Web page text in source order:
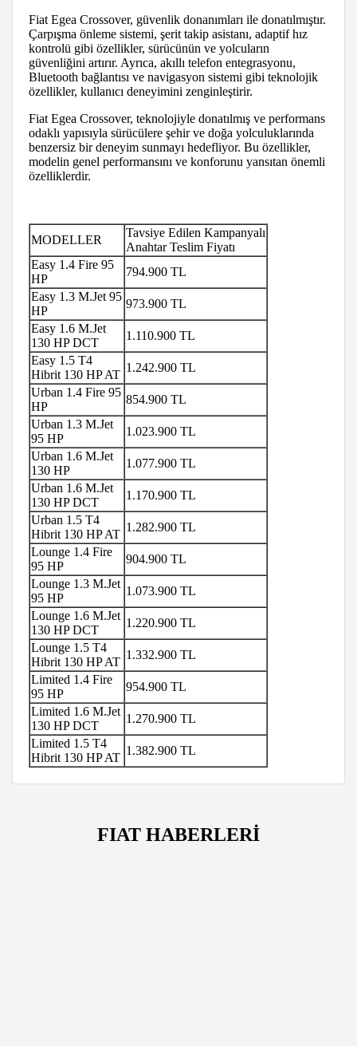
Fiat Egea Crossover, güvenlik donanımları ile donatılmıştır.
Çarpışma önleme sistemi, şerit takip asistanı, adaptif hız
kontrolü gibi özellikler, sürücünün ve yolcuların
güvenliğini artırır. Ayrıca, akıllı telefon entegrasyonu,
Bluetooth bağlantısı ve navigasyon sistemi gibi teknolojik
özellikler, kullanıcı deneyimini zenginleştirir.
Fiat Egea Crossover, teknolojiyle donatılmış ve performans
odaklı yapısıyla sürücülere şehir ve doğa yolculuklarında
benzersiz bir deneyim sunmayı hedefliyor. Bu özellikler,
modelin genel performansını ve konforunu yansıtan önemli
özelliklerdir.
MODELLER
Tavsiye Edilen Kampanyalı
Anahtar Teslim Fiyatı
Easy 1.4 Fire 95
HP
794.900 TL
Easy 1.3 M.Jet 95
HP
973.900 TL
Easy 1.6 M.Jet
130 HP DCT
1.110.900 TL
Easy 1.5 T4
Hibrit 130 HP AT
1.242.900 TL
Urban 1.4 Fire 95
HP
854.900 TL
Urban 1.3 M.Jet
95 HP
1.023.900 TL
Urban 1.6 M.Jet
130 HP
1.077.900 TL
Urban 1.6 M.Jet
130 HP DCT
1.170.900 TL
Urban 1.5 T4
Hibrit 130 HP AT
1.282.900 TL
Lounge 1.4 Fire
95 HP
904.900 TL
Lounge 1.3 M.Jet
95 HP
1.073.900 TL
Lounge 1.6 M.Jet
130 HP DCT
1.220.900 TL
Lounge 1.5 T4
Hibrit 130 HP AT
1.332.900 TL
Limited 1.4 Fire
95 HP
954.900 TL
Limited 1.6 M.Jet
130 HP DCT
1.270.900 TL
Limited 1.5 T4
Hibrit 130 HP AT
1.382.900 TL
FIAT HABERLERİ